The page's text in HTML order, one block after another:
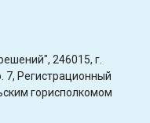
246015, г.
7, Регистрационный
горисполкомом